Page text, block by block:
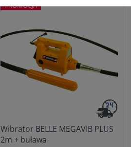
Wibrator BELLE MEGAVIB PLUS
2m + buława
PROMOCJA